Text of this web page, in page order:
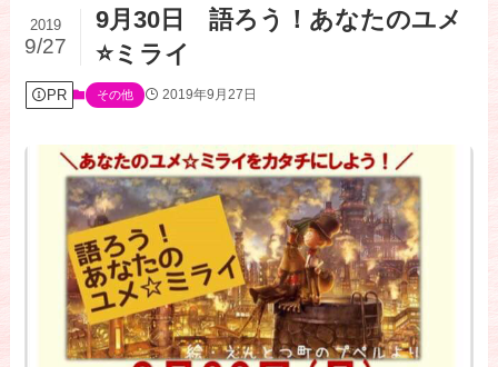
9月30日 語ろう！あなたのユメ
⭐️ミライ
2019
9/27
PR その他 2019年9月27日